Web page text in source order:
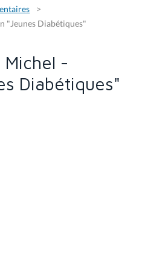
"Jeunes Diabétiques"
Michel -
Diabétiques"